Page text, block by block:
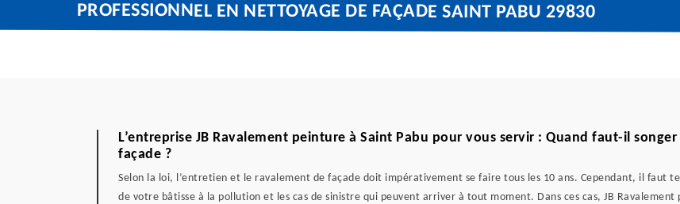
PROFESSIONNEL EN NETTOYAGE DE FAÇADE SAINT PABU 29830
L’entreprise JB Ravalement peinture à Saint Pabu pour vous servir : Quand faut-il
façade ?
Selon la loi, l’entretien et le ravalement de façade doit impérativement se faire tous les 10 ans. Cependant, il faut
de votre bâtisse à la pollution et les cas de sinistre qui peuvent arriver à tout moment. Dans ces cas, JB